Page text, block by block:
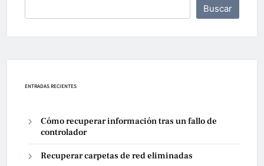
Buscar
ENTRADAS RECIENTES
Cómo recuperar información tras un fallo de
controlador
Recuperar carpetas de red eliminadas